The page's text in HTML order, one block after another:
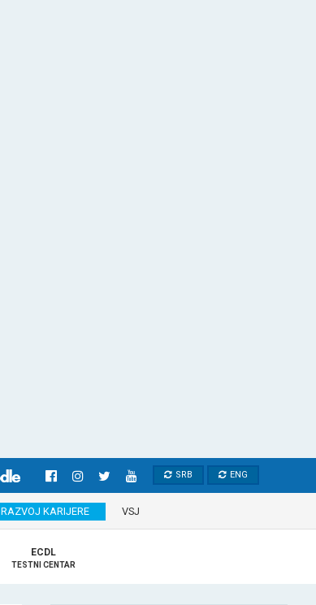
SRB ENG
RAZVOJ KARIJERE VSJ
ECDL
TESTNI CENTAR